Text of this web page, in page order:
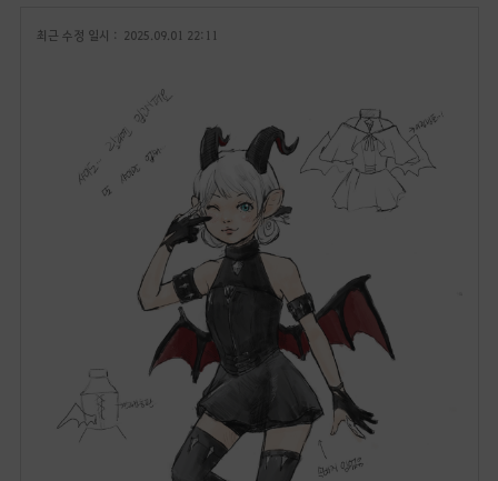
최근 수정 일시 : 2025.09.01 22:11